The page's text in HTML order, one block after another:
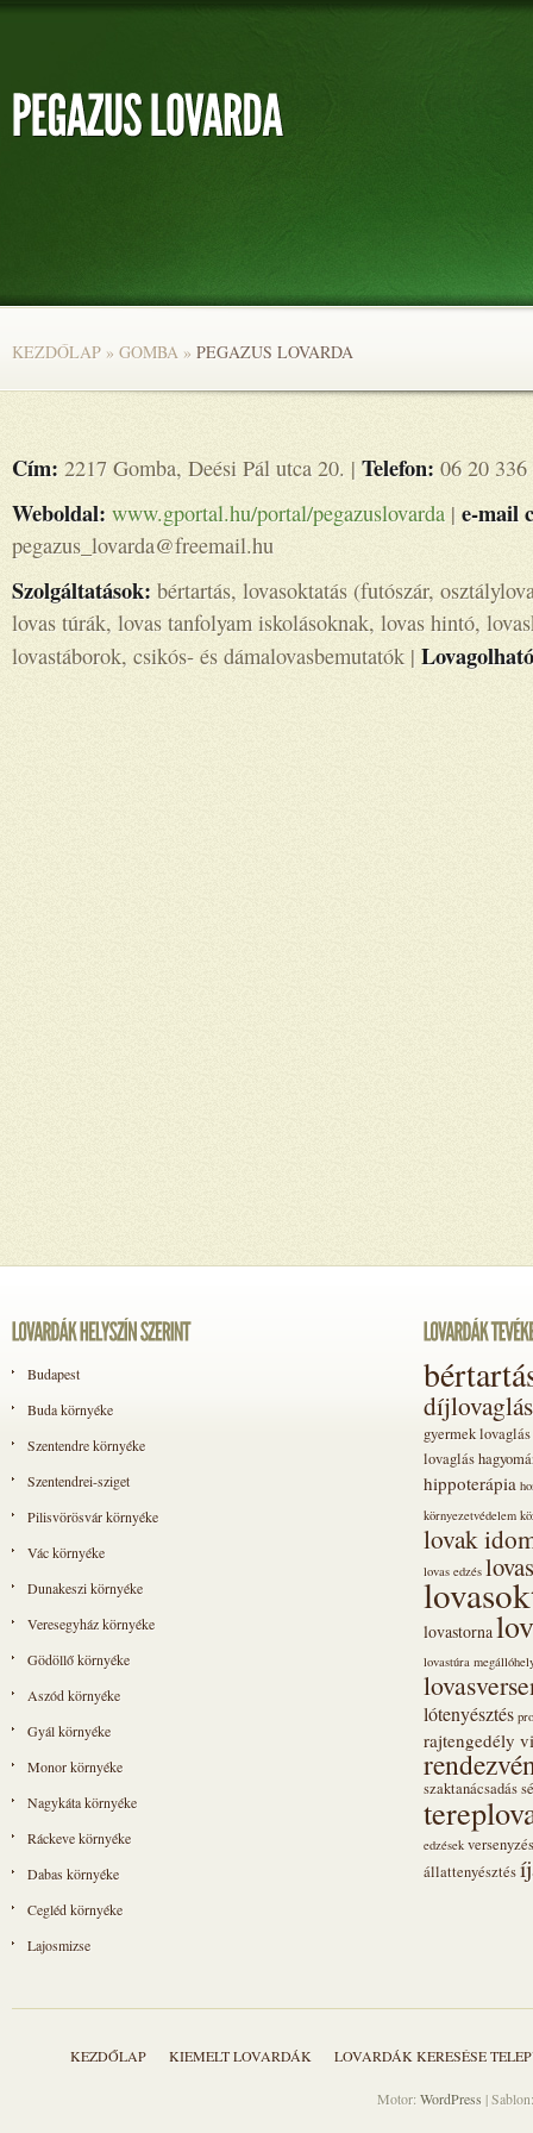
KEZDŐLAP » GOMBA » PEGAZUS LOVARDA
Cím: 2217 Gomba, Deési Pál utca 20. | Telefon: 06 20 336
Weboldal: www.gportal.hu/portal/pegazuslovarda | e-mail
pegazus_lovarda@freemail.hu
Szolgáltatások: bértartás, lovasoktatás (futószár,
lovas túrák, lovas tanfolyam iskolásoknak, lovas hintó,
lovastáborok, csikós- és dámalovasbemutatók |
Budapest
Buda környéke
Szentendre környéke
Szentendrei-sziget
Pilisvörösvár környéke
Vác környéke
Dunakeszi környéke
Veresegyház környéke
Gödöllő környéke
Aszód környéke
Gyál környéke
Monor környéke
Nagykáta környéke
Ráckeve környéke
Dabas környéke
Cegléd környéke
Lajosmizse
díjlovaglás
gyermek lovaglás
lovaglás
hippoterápia
környezetvédelem
lovak
lovas edzés
lovastorna
lovastúra
lótenyésztés
rajtengedély
szaktanácsadás
edzések versenyzés
állattenyésztés
KEZDŐLAP KIEMELT LOVARDÁK LOVARDÁK KERESÉSE
Motor:WordPress |